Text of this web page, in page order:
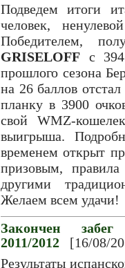
Подведем итоги
человек,
Победителем,
GRISELOFF с
прошлого сезона
на 26 баллов
планку в 3900
свой WMZ-
выигрыша.
временем открыт
призовым,
другими
Желаем всем удачи!
Закончен
2011/2012
[16/08/
Результаты